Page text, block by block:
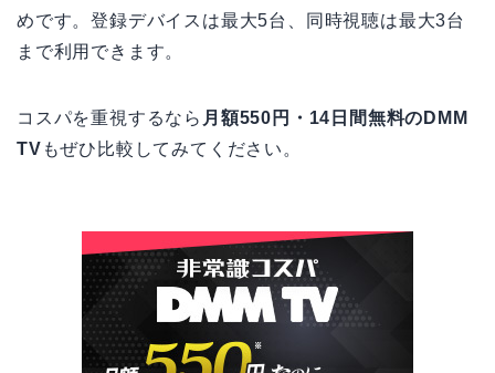
めです。登録デバイスは最大5台、同時視聴は最大3台
まで利用できます。
コスパを重視するなら 月額550円・14日間無料のDMM
TV もぜひ比較してみてください。